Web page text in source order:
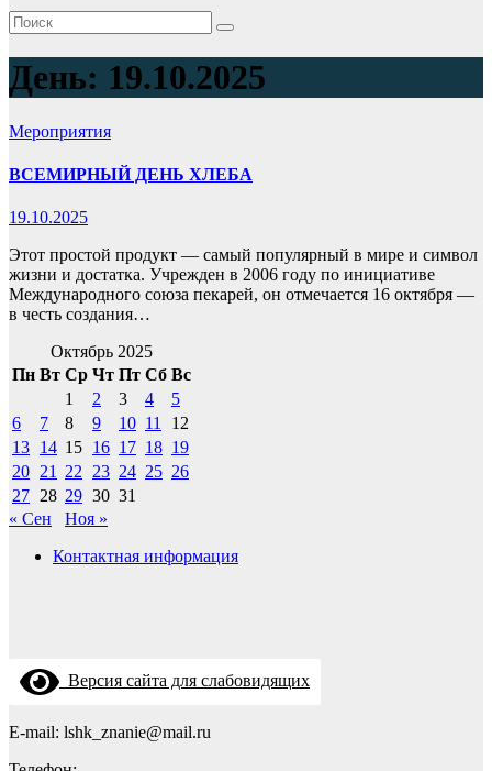
День: 19.10.2025
Мероприятия
ВСЕМИРНЫЙ ДЕНЬ ХЛЕБА
19.10.2025
Этот простой продукт — самый популярный в мире и символ
жизни и достатка. Учрежден в 2006 году по инициативе
Международного союза пекарей, он отмечается 16 октября —
в честь создания…
Октябрь 2025
Пн Вт Ср Чт Пт Сб Вс
1
2 3 4
5
6
7 8 9 10 11
12
13 14 15 16 17 18 19
20 21 22 23 24 25 26
27 28 29 30 31
« Сен
Ноя »
Контактная информация
Версия сайта для слабовидящих
E-mail: lshk_znanie@mail.ru